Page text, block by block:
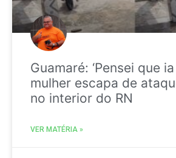
Guamaré: ‘Pensei que ia
mulher escapa de
no interior do RN
VER MATÉRIA »